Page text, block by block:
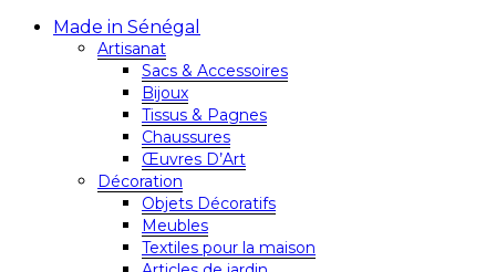
Made in Sénégal
Artisanat
Sacs & Accessoires
Bijoux
Tissus & Pagnes
Chaussures
Œuvres D’Art
Décoration
Objets Décoratifs
Meubles
Textiles pour la maison